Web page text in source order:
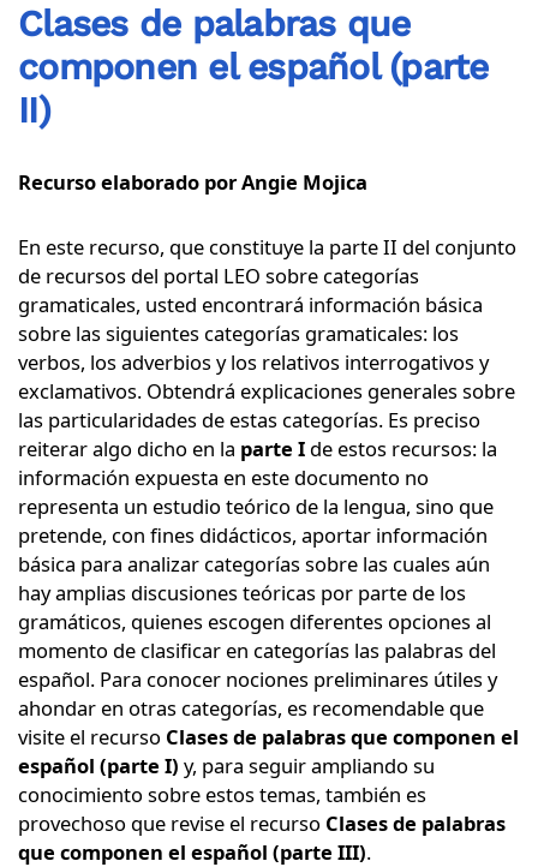
Clases de palabras que
componen el español (parte
II)
Recurso elaborado por Angie Mojica
En este recurso, que constituye la parte II del conjunto
de recursos del portal LEO sobre categorías
gramaticales, usted encontrará información básica
sobre las siguientes categorías gramaticales: los
verbos, los adverbios y los relativos interrogativos y
exclamativos. Obtendrá explicaciones generales sobre
las particularidades de estas categorías. Es preciso
reiterar algo dicho en la parte I de estos recursos: la
información expuesta en este documento no
representa un estudio teórico de la lengua, sino que
pretende, con fines didácticos, aportar información
básica para analizar categorías sobre las cuales aún
hay amplias discusiones teóricas por parte de los
gramáticos, quienes escogen diferentes opciones al
momento de clasificar en categorías las palabras del
español. Para conocer nociones preliminares útiles y
ahondar en otras categorías, es recomendable que
visite el recurso Clases de palabras que componen el
español (parte I) y, para seguir ampliando su
conocimiento sobre estos temas, también es
provechoso que revise el recurso Clases de palabras
que componen el español (parte III).